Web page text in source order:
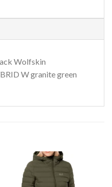
Wolfskin
W granite green